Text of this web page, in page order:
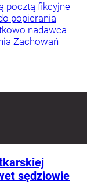
pocztą fikcyjne
popierania
nadawca
Zachowań
sędziowie